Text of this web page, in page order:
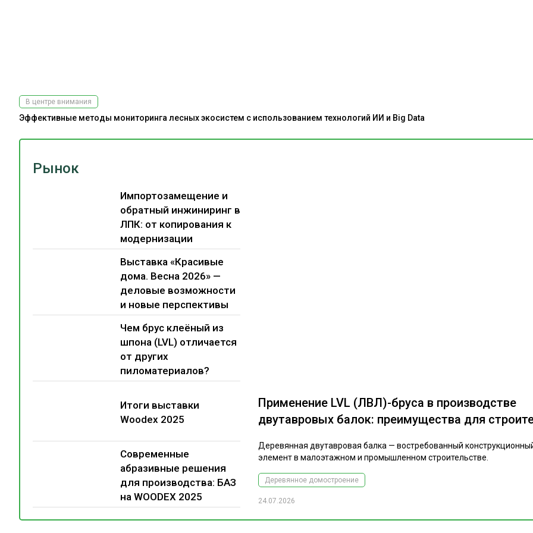
Рынок
Импортозамещение и
обратный инжиниринг в
ЛПК: от копирования к
модернизации
Выставка «Красивые
дома. Весна 2026» —
деловые возможности
и новые перспективы
Чем брус клеёный из
шпона (LVL) отличается
от других
пиломатериалов?
Итоги выставки
Woodex 2025
Современные
абразивные решения
для производства: БАЗ
на WOODEX 2025
Применение LVL (ЛВЛ)-бруса в производстве
двутавровых балок: преимущества для
Деревянная двутавровая балка — востребованный
элемент в малоэтажном и промышленном строительстве.
Деревянное домостроение
24.07.2026
В центре внимания
Эффективные методы мониторинга лесных экосистем с использованием технологий ИИ и Big Data